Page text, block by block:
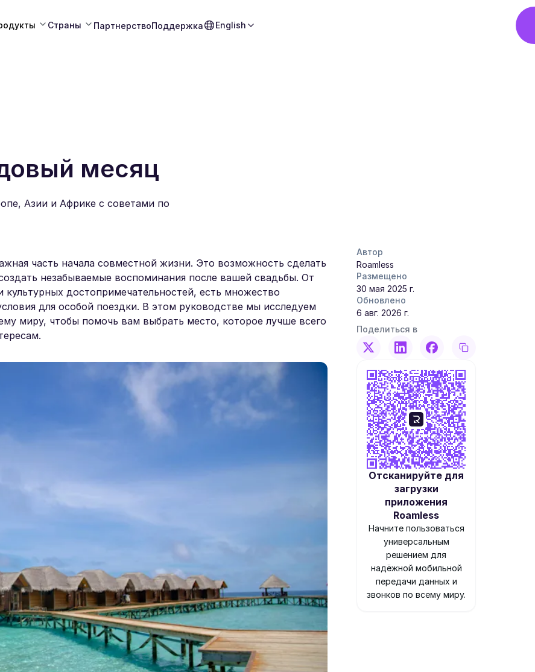
Страны ПартнерствоПоддержка English
месяц
Азии и Африке с советами по
часть начала совместной жизни. Это возможность сделать
незабываемые воспоминания после вашей свадьбы. От
достопримечательностей, есть множество
для особой поездки. В этом руководстве мы исследуем
миру, чтобы помочь вам выбрать место, которое лучше всего
Автор
Roamless
Размещено
30 мая 2025 г.
Обновлено
6 авг. 2026 г.
Поделиться в
Отсканируйте для
загрузки
приложения
Roamless
Начните пользоваться
универсальным
решением для
надёжной мобильной
передачи данных и
звонков по всему миру.